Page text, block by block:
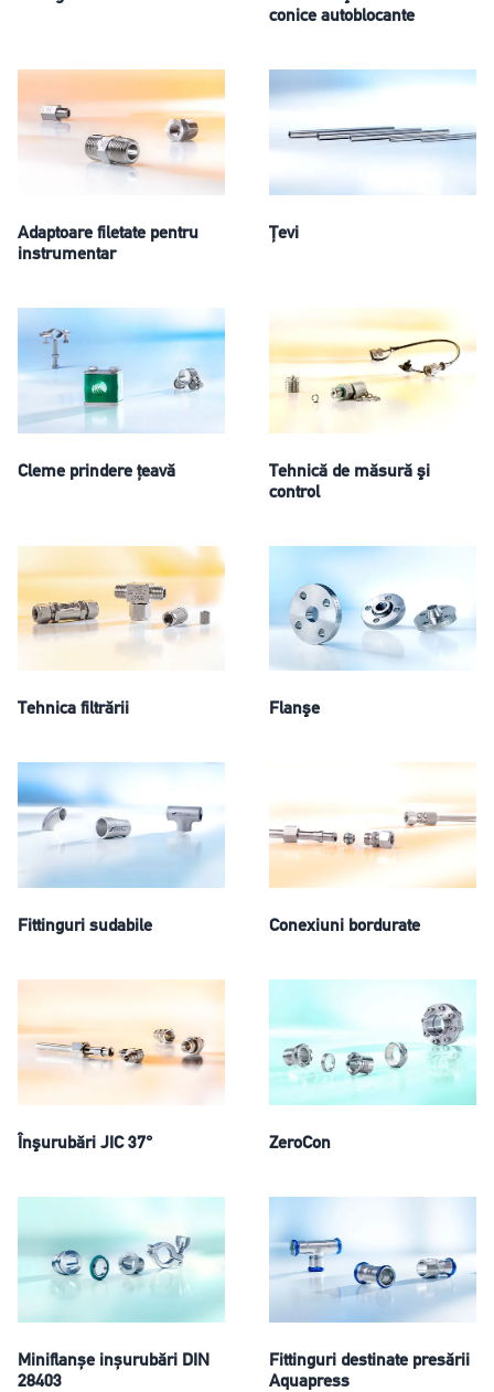
conice autoblocante
Adaptoare filetate pentru
instrumentar
Ţevi
Cleme prindere ţeavă
Tehnică de măsură şi
control
Tehnica filtrării Flanşe
Fittinguri sudabile Conexiuni bordurate
Înşurubări JIC 37° ZeroCon
Miniflanșe inșurubări DIN
28403
Fittinguri destinate presării
Aquapress